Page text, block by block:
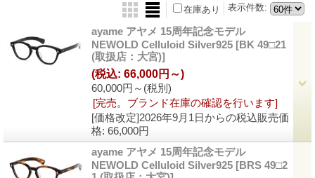
表示件数:
在庫あり
ayame アヤメ 15周年記念モデル
NEWOLD Celluloid Silver925 [BK 49□21
(取扱店：大宮)]
60,000円～ (税別)
(税込: 66,000円～)
[完売。ブランド在庫の確認を行います]
[価格改定]2026年9月1日からの税込販売価
格: 66,000円
ayame アヤメ 15周年記念モデル
NEWOLD Celluloid Silver925 [BRS 49□2